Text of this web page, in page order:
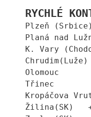
RYCHLÉ
Plzeň
Planá nad
K. Vary
Olomouc
Třinec
Kropáčova
Žilina(SK)